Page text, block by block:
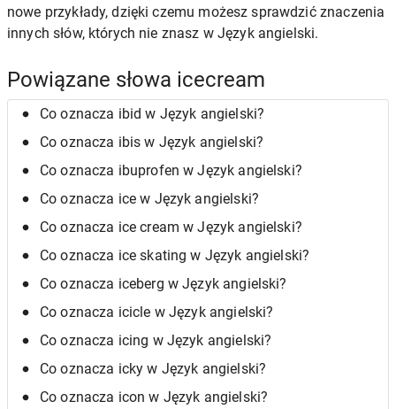
nowe przykłady, dzięki czemu możesz sprawdzić znaczenia
innych słów, których nie znasz w Język angielski.
Powiązane słowa icecream
Co oznacza ibid w Język angielski?
Co oznacza ibis w Język angielski?
Co oznacza ibuprofen w Język angielski?
Co oznacza ice w Język angielski?
Co oznacza ice cream w Język angielski?
Co oznacza ice skating w Język angielski?
Co oznacza iceberg w Język angielski?
Co oznacza icicle w Język angielski?
Co oznacza icing w Język angielski?
Co oznacza icky w Język angielski?
Co oznacza icon w Język angielski?